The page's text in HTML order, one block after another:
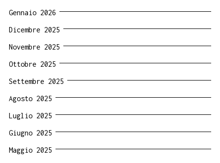
Gennaio 2026
Dicembre 2025
Novembre 2025
Ottobre 2025
Settembre 2025
Agosto 2025
Luglio 2025
Giugno 2025
Maggio 2025